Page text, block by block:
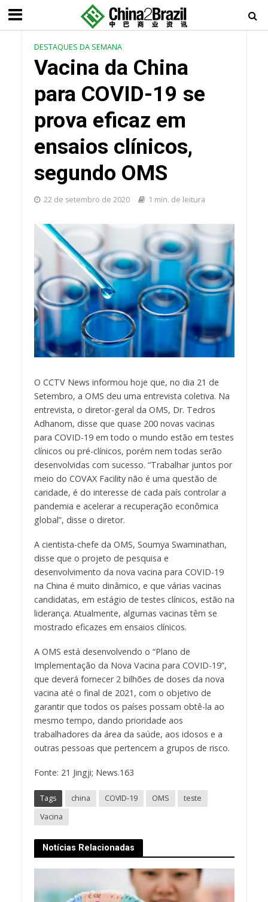
DESTAQUES DA SEMANA
Vacina da China
para COVID-19 se
prova eficaz em
ensaios clínicos,
segundo OMS
22 de setembro de 2020 1 min. de leitura
O CCTV News informou hoje que, no dia 21 de
Setembro, a OMS deu uma entrevista coletiva. Na
entrevista, o diretor-geral da OMS, Dr. Tedros
Adhanom, disse que quase 200 novas vacinas
para COVID-19 em todo o mundo estão em testes
clínicos ou pré-clínicos, porém nem todas serão
desenvolvidas com sucesso. “Trabalhar juntos por
meio do COVAX Facility não é uma questão de
caridade, é do interesse de cada país controlar a
pandemia e acelerar a recuperação econômica
global”, disse o diretor.
A cientista-chefe da OMS, Soumya Swaminathan,
disse que o projeto de pesquisa e
desenvolvimento da nova vacina para COVID-19
na China é muito dinâmico, e que várias vacinas
candidatas, em estágio de testes clínicos, estão na
liderança. Atualmente, algumas vacinas têm se
mostrado eficazes em ensaios clínicos.
A OMS está desenvolvendo o “Plano de
Implementação da Nova Vacina para COVID-19”,
que deverá fornecer 2 bilhões de doses da nova
vacina até o final de 2021, com o objetivo de
garantir que todos os países possam obtê-la ao
mesmo tempo, dando prioridade aos
trabalhadores da área da saúde, aos idosos e a
outras pessoas que pertencem a grupos de risco.
Fonte: 21 Jingji; News.163
Tags china COVID-19 OMS
teste
Vacina
Notícias Relacionadas